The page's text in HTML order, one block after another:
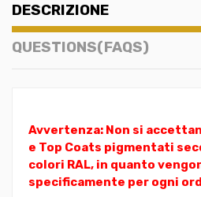
DESCRIZIONE
QUESTIONS(FAQS)
Avvertenza: Non si
e Top Coats pigmentati
colori RAL, in quanto
specificamente per ogni